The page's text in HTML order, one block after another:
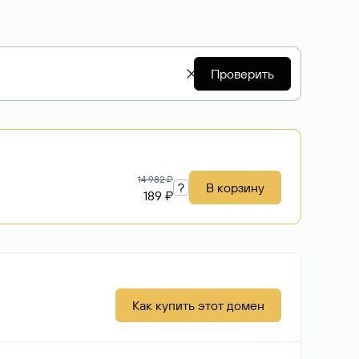
Проверить
14 982 ₽
189 ₽ ? В корзину
Как купить этот домен